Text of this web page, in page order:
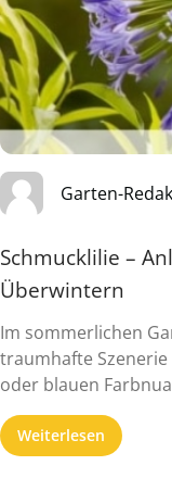
Garten-
Schmucklilie –
Überwintern
Im sommerlichen
traumhafte
oder blauen
Weiterlesen